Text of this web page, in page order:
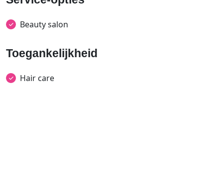
Beauty salon
Toegankelijkheid
Hair care